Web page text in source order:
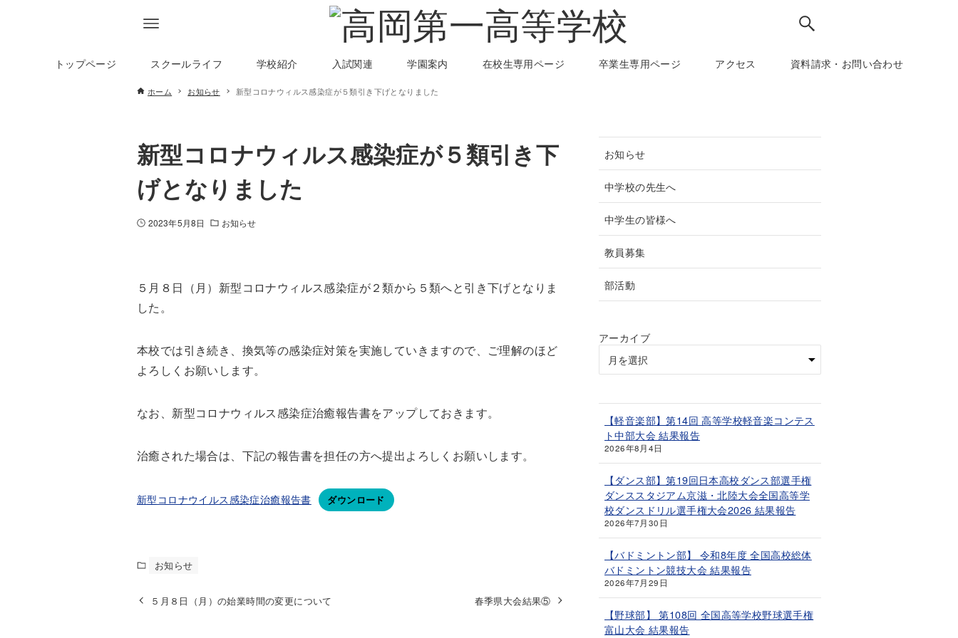
トップページ スクールライフ 学校紹介 入試関連 学園案内 在校生専用ページ 卒業生専用ページ アクセス 資料請求・お問い合わせ
ホーム お知らせ 新型コロナウィルス感染症が５類引き下げとなりました
新型コロナウィルス感染症が５類引き下
げとなりました
2023年5月8日 お知らせ
５月８日（月）新型コロナウィルス感染症が２類から５類へと引き下げとなりま
した。
本校では引き続き、換気等の感染症対策を実施していきますので、ご理解のほど
よろしくお願いします。
なお、新型コロナウィルス感染症治癒報告書をアップしておきます。
治癒された場合は、下記の報告書を担任の方へ提出よろしくお願いします。
新型コロナウイルス感染症治癒報告書 ダウンロード
お知らせ
５月８日（月）の始業時間の変更について 春季県大会結果⑤
お知らせ
中学校の先生へ
中学生の皆様へ
教員募集
部活動
アーカイブ
【軽音楽部】第14回 高等学校軽音楽コンテス
ト中部大会 結果報告
2026年8月4日
【ダンス部】第19回日本高校ダンス部選手権
ダンススタジアム京滋・北陸大会全国高等学
校ダンスドリル選手権大会2026 結果報告
2026年7月30日
【バドミントン部】 令和8年度 全国高校総体
バドミントン競技大会 結果報告
2026年7月29日
【野球部】 第108回 全国高等学校野球選手権
富山大会 結果報告